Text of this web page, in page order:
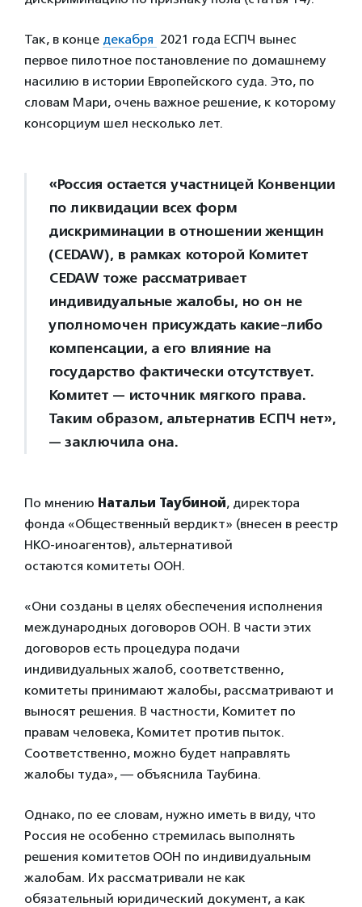
Так, в конце декабря 2021 года ЕСПЧ вынес
первое пилотное постановление по домашнему
насилию в истории Европейского суда. Это, по
словам Мари, очень важное решение, к которому
консорциум шел несколько лет.
«Россия остается участницей Конвенции
по ликвидации всех форм
дискриминации в отношении женщин
(CEDAW), в рамках которой Комитет
CEDAW тоже рассматривает
индивидуальные жалобы, но он не
уполномочен присуждать какие-либо
компенсации, а его влияние на
государство фактически отсутствует.
Комитет — источник мягкого права.
Таким образом, альтернатив ЕСПЧ нет»,
— заключила она.
По мнению Натальи Таубиной, директора
фонда «Общественный вердикт» (внесен в реестр
НКО-иноагентов), альтернативой
остаются комитеты ООН.
«Они созданы в целях обеспечения исполнения
международных договоров ООН. В части этих
договоров есть процедура подачи
индивидуальных жалоб, соответственно,
комитеты принимают жалобы, рассматривают и
выносят решения. В частности, Комитет по
правам человека, Комитет против пыток.
Соответственно, можно будет направлять
жалобы туда», — объяснила Таубина.
Однако, по ее словам, нужно иметь в виду, что
Россия не особенно стремилась выполнять
решения комитетов ООН по индивидуальным
жалобам. Их рассматривали не как
обязательный юридический документ, а как